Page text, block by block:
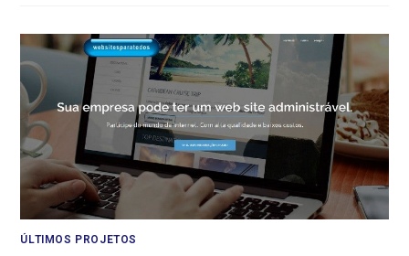
ÚLTIMOS PROJETOS